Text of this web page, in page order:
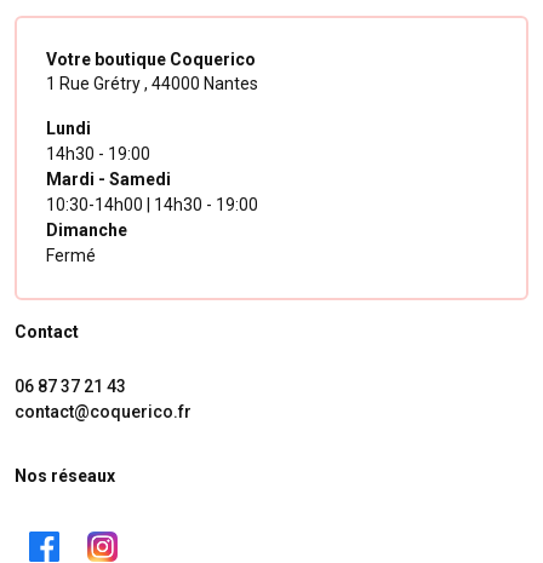
Votre boutique Coquerico
1 Rue Grétry , 44000 Nantes
Lundi
14h30 - 19:00
Mardi - Samedi
10:30-14h00 | 14h30 - 19:00
Dimanche
Fermé
Contact
06 87 37 21 43
contact@coquerico.fr
Nos réseaux